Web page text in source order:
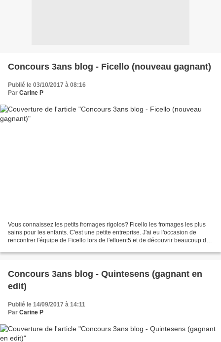
Concours 3ans blog - Ficello (nouveau gagnant)
Publié le 03/10/2017 à 08:16
Par Carine P
Vous connaissez les petits fromages rigolos? Ficello les fromages les plus
sains pour les enfants. C'est une petite entreprise. J'ai eu l'occasion de
rencontrer l'équipe de Ficello lors de l'efluent5 et de découvrir beaucoup de
Concours 3ans blog - Quintesens (gagnant en
edit)
Publié le 14/09/2017 à 14:11
Par Carine P